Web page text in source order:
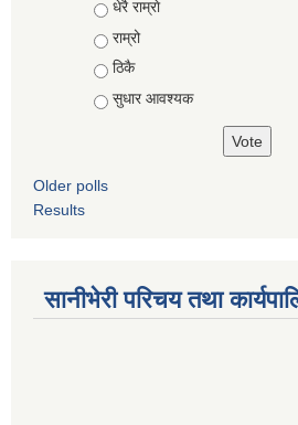
Choices
धेरै राम्राे
राम्रो
ठिकै
सुधार आवश्यक
Older polls
Results
सानीभेरी परिचय तथा